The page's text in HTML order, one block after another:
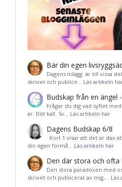
Bär din egen
Dagens inlägg är till vissa
skrivet och publice… Läs artikeln
Budskap från en ängel
Frågar du dig vad syftet
är. Ditt kall. Sv… Läs artikeln här
Dagens Budskap 6/8
Kort 1 visar att det är dax
din egen förmå… Läs artikeln här
Den där stora och ofta
Den stora paradoxen med
skrivet och publicerat av mig,… Läs